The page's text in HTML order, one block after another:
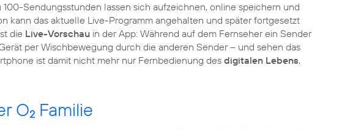
100-Sendungsstunden lassen sich aufzeichnen, online speichern und
kann das aktuelle Live-Programm angehalten und später fortgesetzt
die Live-Vorschau in der App: Während auf dem Fernseher ein Sender
per Wischbewegung durch die anderen Sender – und sehen das
ist damit nicht mehr nur Fernbedienung des digitalen Lebens,
O2 Familie